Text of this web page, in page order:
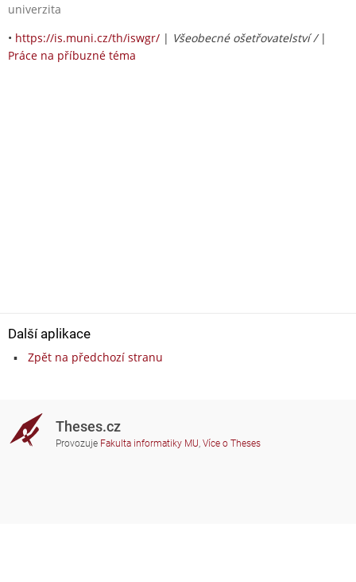
univerzita
• https://is.muni.cz/th/iswgr/ | Všeobecné ošetřovatelství / |
Práce na příbuzné téma
Další aplikace
Zpět na předchozí stranu
Theses.cz
Provozuje Fakulta informatiky MU, Více o Theses